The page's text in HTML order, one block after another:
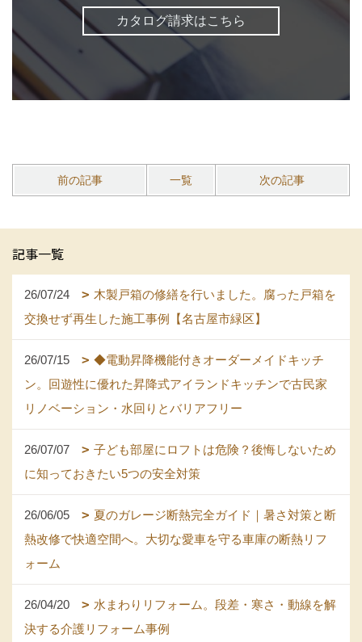
カタログ請求はこちら
前の記事 一覧 次の記事
記事一覧
26/07/24
木製戸箱の修繕を行いました。腐った戸箱を
交換せず再生した施工事例【名古屋市緑区】
26/07/15
◆電動昇降機能付きオーダーメイドキッチ
ン。回遊性に優れた昇降式アイランドキッチンで古民家
リノベーション・水回りとバリアフリー
26/07/07
子ども部屋にロフトは危険？後悔しないため
に知っておきたい5つの安全対策
26/06/05
夏のガレージ断熱完全ガイド｜暑さ対策と断
熱改修で快適空間へ。大切な愛車を守る車庫の断熱リフ
ォーム
26/04/20
水まわりリフォーム。段差・寒さ・動線を解
決する介護リフォーム事例